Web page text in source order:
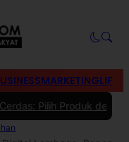
MARKETING
Produk dengan Bijak